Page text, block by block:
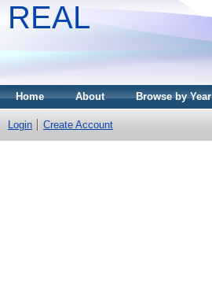
REAL
Home About Browse by Year
Login Create Account